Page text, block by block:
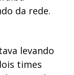
da rede.
levando
times